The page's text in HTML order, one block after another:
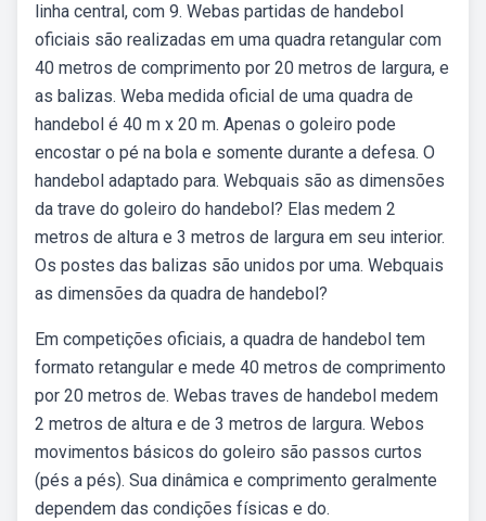
linha central, com 9. Webas partidas de handebol
oficiais são realizadas em uma quadra retangular com
40 metros de comprimento por 20 metros de largura, e
as balizas. Weba medida oficial de uma quadra de
handebol é 40 m x 20 m. Apenas o goleiro pode
encostar o pé na bola e somente durante a defesa. O
handebol adaptado para. Webquais são as dimensões
da trave do goleiro do handebol? Elas medem 2
metros de altura e 3 metros de largura em seu interior.
Os postes das balizas são unidos por uma. Webquais
as dimensões da quadra de handebol?
Em competições oficiais, a quadra de handebol tem
formato retangular e mede 40 metros de comprimento
por 20 metros de. Webas traves de handebol medem
2 metros de altura e de 3 metros de largura. Webos
movimentos básicos do goleiro são passos curtos
(pés a pés). Sua dinâmica e comprimento geralmente
dependem das condições físicas e do.